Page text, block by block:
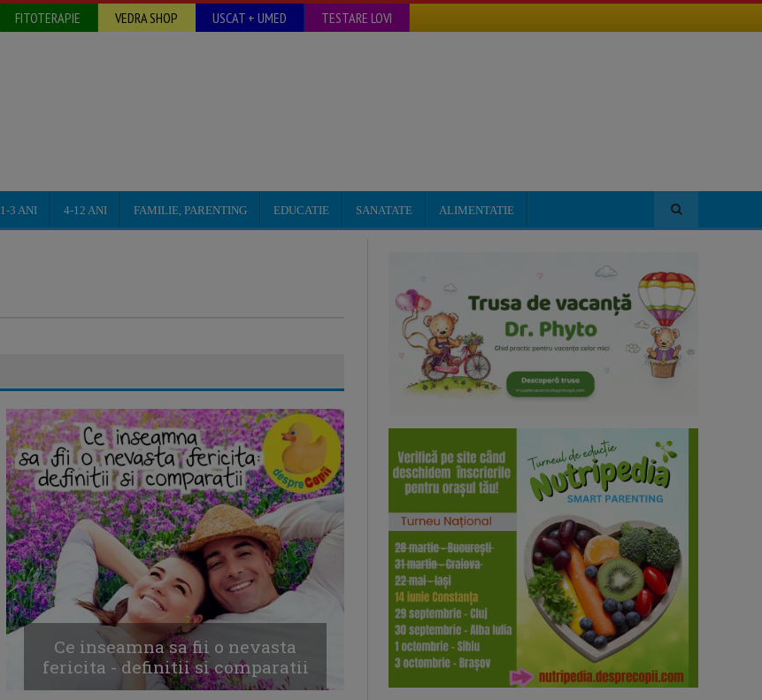
FITOTERAPIE VEDRA SHOP USCAT + UMED TESTARE LOVI
1-3 ANI 4-12 ANI FAMILIE, PARENTING EDUCATIE SANATATE ALIMENTATIE
Ce inseamna sa fii o nevasta
fericita - definitii si comparatii